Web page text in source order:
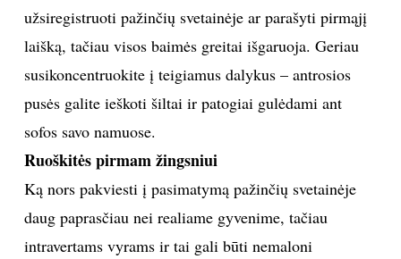
užsiregistruoti pažinčių svetainėje ar parašyti pirmąjį
laišką, tačiau visos baimės greitai išgaruoja. Geriau
susikoncentruokite į teigiamus dalykus – antrosios
pusės galite ieškoti šiltai ir patogiai gulėdami ant
sofos savo namuose.
Ruoškitės pirmam žingsniui
Ką nors pakviesti į pasimatymą pažinčių svetainėje
daug paprasčiau nei realiame gyvenime, tačiau
intravertams vyrams ir tai gali būti nemaloni